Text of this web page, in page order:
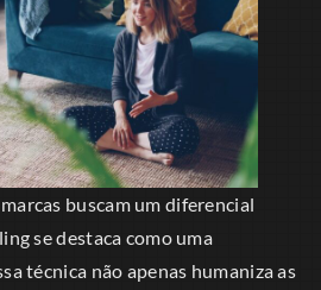
buscam um diferencial
se destaca como uma
técnica não apenas humaniza as